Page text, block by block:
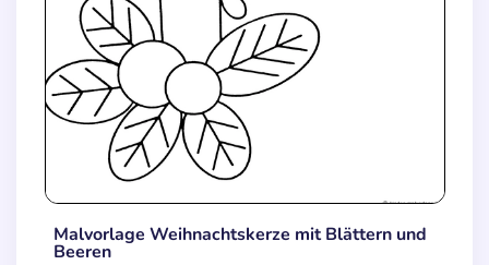
Malvorlage Weihnachtskerze mit Blättern und
Beeren